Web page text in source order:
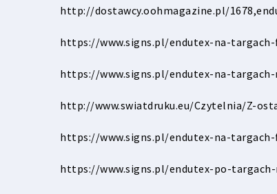
http://dostawcy.oohmagazine.pl/
https://www.signs.pl/endutex-na-
https://www.signs.pl/endutex-na-
http://www.swiatdruku.eu/Czytelnia/Z-
https://www.signs.pl/endutex-na-
https://www.signs.pl/endutex-po-